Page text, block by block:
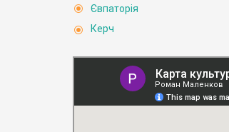
Євпаторія
Керч